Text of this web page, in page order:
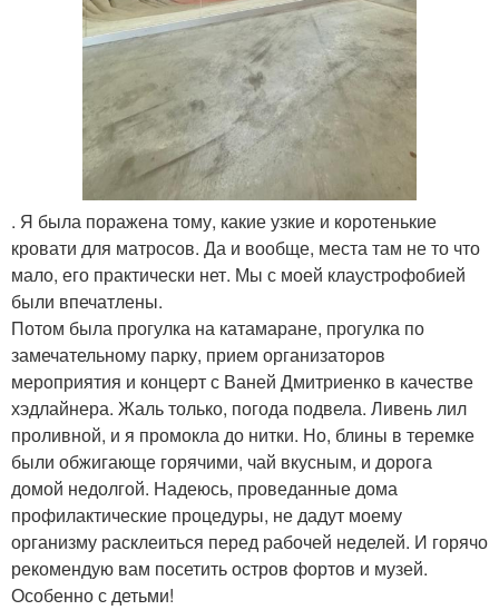
. Я была поражена тому, какие узкие и коротенькие
кровати для матросов. Да и вообще, места там не то что
мало, его практически нет. Мы с моей клаустрофобией
были впечатлены.
Потом была прогулка на катамаране, прогулка по
замечательному парку, прием организаторов
мероприятия и концерт с Ваней Дмитриенко в качестве
хэдлайнера. Жаль только, погода подвела. Ливень лил
проливной, и я промокла до нитки. Но, блины в теремке
были обжигающе горячими, чай вкусным, и дорога
домой недолгой. Надеюсь, проведанные дома
профилактические процедуры, не дадут моему
организму расклеиться перед рабочей неделей. И горячо
рекомендую вам посетить остров фортов и музей.
Особенно с детьми!